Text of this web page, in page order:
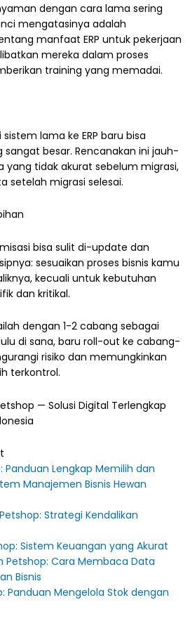
dengan cara lama sering
mengatasinya adalah
manfaat ERP untuk pekerjaan
mereka dalam proses
training yang memadai.
lama ke ERP baru bisa
besar. Rencanakan ini jauh-
yang tidak akurat sebelum migrasi,
setelah migrasi selesai.
bisa sulit di-update dan
sesuaikan proses bisnis kamu
kecuali untuk kebutuhan
dan kritikal.
dengan 1-2 cabang sebagai
di sana, baru roll-out ke cabang-
risiko dan memungkinkan
terkontrol.
— Solusi Digital Terlengkap
Panduan Lengkap Memilih dan
Manajemen Bisnis Hewan
Strategi Kendalikan
Sistem Keuangan yang Akurat
Petshop: Cara Membaca Data
Bisnis
Panduan Mengelola Stok dengan